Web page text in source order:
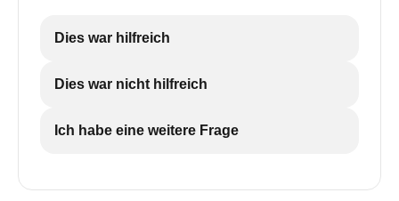
Dies war hilfreich
Dies war nicht hilfreich
Ich habe eine weitere Frage